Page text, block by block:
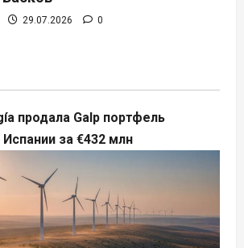
29.07.2026 0
продала Galp портфель
за €432 млн